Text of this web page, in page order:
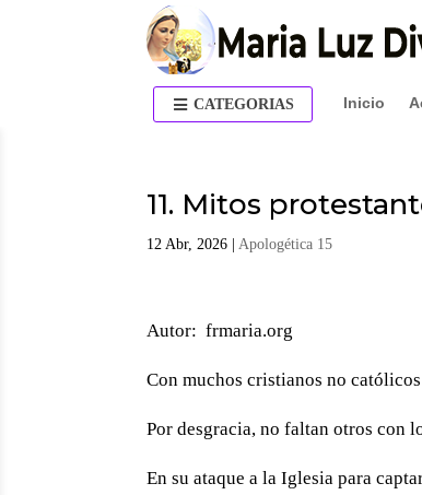
CATEGORIAS Inicio
11. Mitos
12 Abr, 2026 |Apologética 15
Autor: frmaria.org
Con muchos cristianos no
Por desgracia, no faltan otros con
En su ataque a la Iglesia para